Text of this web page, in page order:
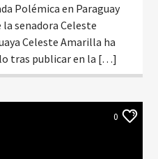
Polémica en Paraguay
senadora Celeste
Celeste Amarilla ha
tras publicar en la […]
0